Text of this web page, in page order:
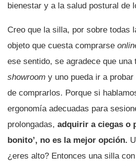
bienestar y a la salud postural de
Creo que la silla, por sobre todas
objeto que cuesta comprarse
ese sentido, se agradece que una
showroom y uno pueda ir a
de comprarlos. Porque si
ergonomía adecuadas para
prolongadas, adquirir a ciegas o
bonito’, no es la mejor opción.
¿eres alto? Entonces una silla